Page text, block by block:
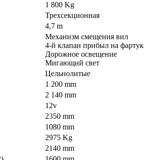
1 800 Kg
Трехсекционная
4,7 m
Механизм смещения вил
4-й клапан прибыл на фартук
Дорожное освещение
Мигающий свет
Цельнолитые
1 200 mm
2 140 mm
12v
2350 mm
1080 mm
2975 Kg
2140 mm